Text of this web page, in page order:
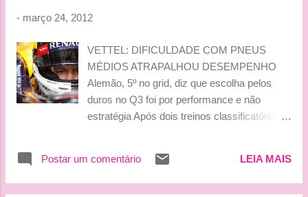
- março 24, 2012
VETTEL: DIFICULDADE COM PNEUS
MÉDIOS ATRAPALHOU DESEMPENHO
Alemão, 5º no grid, diz que escolha pelos
duros no Q3 foi por performance e não
estratégia Após dois treinos classificatórios
quando não mostrava dificuldades para
alcançar o primeiro lugar. Na classificação
Postar um comentário LEIA MAIS